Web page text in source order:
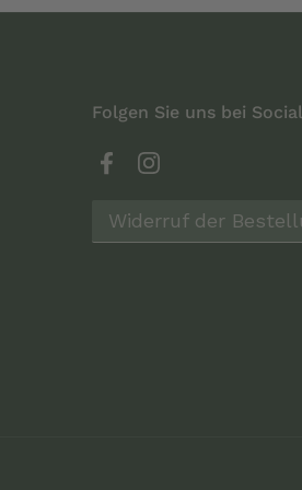
Folgen Sie uns bei
FacebookInstagram
Widerruf der